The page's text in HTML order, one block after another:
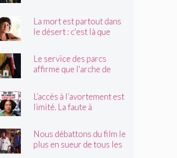
La mort est partout dans
le désert : c'est là que
Le service des parcs
affirme que l'arche de
Pourrait-il être déplacé ?
L’accès à l’avortement est
limité. La faute à
Nous débattons du film le
plus en sueur de tous les